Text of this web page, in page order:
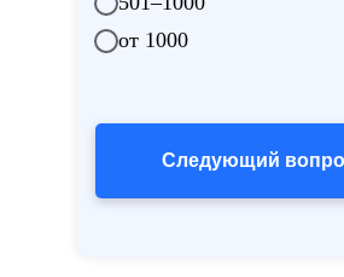
от 1000
Следующий